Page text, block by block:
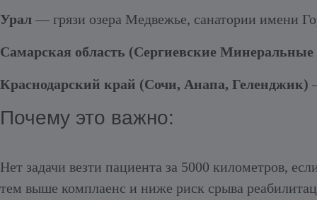
Урал — грязи озера Медвежье, санатории имени
Самарская область (Сергиевские
Краснодарский край (Сочи, Анапа, Геленджик)
Почему это важно:
Нет задачи везти пациента за 5000 километров,
тем выше комплаенс и ниже риск срыва